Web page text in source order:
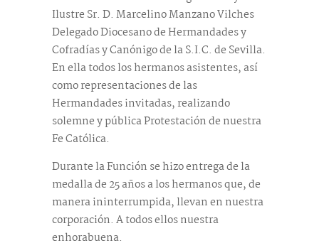
Ilustre Sr. D. Marcelino Manzano Vilches
Delegado Diocesano de Hermandades y
Cofradías y Canónigo de la S.I.C. de Sevilla.
En ella todos los hermanos asistentes, así
como representaciones de las
Hermandades invitadas, realizando
solemne y pública Protestación de nuestra
Fe Católica.
Durante la Función se hizo entrega de la
medalla de 25 años a los hermanos que, de
manera ininterrumpida, llevan en nuestra
corporación. A todos ellos nuestra
enhorabuena.